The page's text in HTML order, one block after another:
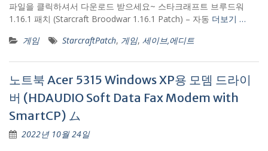
파일을 클릭하셔서 다운로드 받으세요~ 스타크래프트 브루드워
1.16.1 패치 (Starcraft Broodwar 1.16.1 Patch) – 자동 더보기 …
게임
StarcraftPatch, 게임, 세이브,에디트
노트북 Acer 5315 Windows XP용 모뎀 드라이
버 (HDAUDIO Soft Data Fax Modem with
SmartCP) ム
2022년 10월 24일